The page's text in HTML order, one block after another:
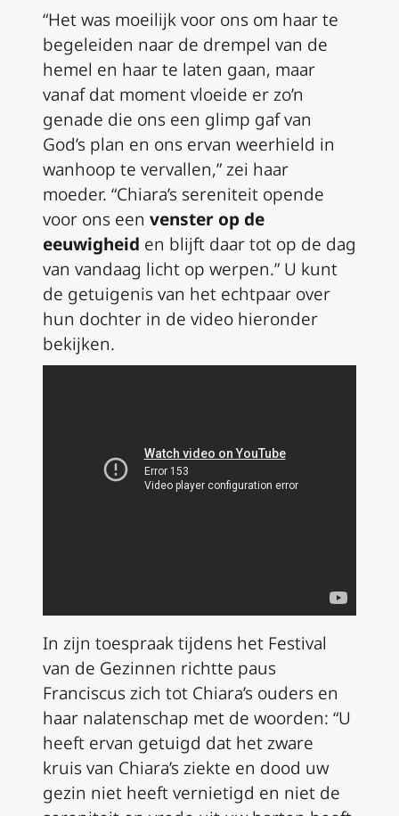
“Het was moeilijk voor ons om haar te
begeleiden naar de drempel van de
hemel en haar te laten gaan, maar
vanaf dat moment vloeide er zo’n
genade die ons een glimp gaf van
God’s plan en ons ervan weerhield in
wanhoop te vervallen,” zei haar
moeder. “Chiara’s sereniteit opende
voor ons een venster op de
eeuwigheid en blijft daar tot op de dag
van vandaag licht op werpen.” U kunt
de getuigenis van het echtpaar over
hun dochter in de video hieronder
bekijken.
In zijn toespraak tijdens het Festival
van de Gezinnen richtte paus
Franciscus zich tot Chiara’s ouders en
haar nalatenschap met de woorden: “U
heeft ervan getuigd dat het zware
kruis van Chiara’s ziekte en dood uw
gezin niet heeft vernietigd en niet de